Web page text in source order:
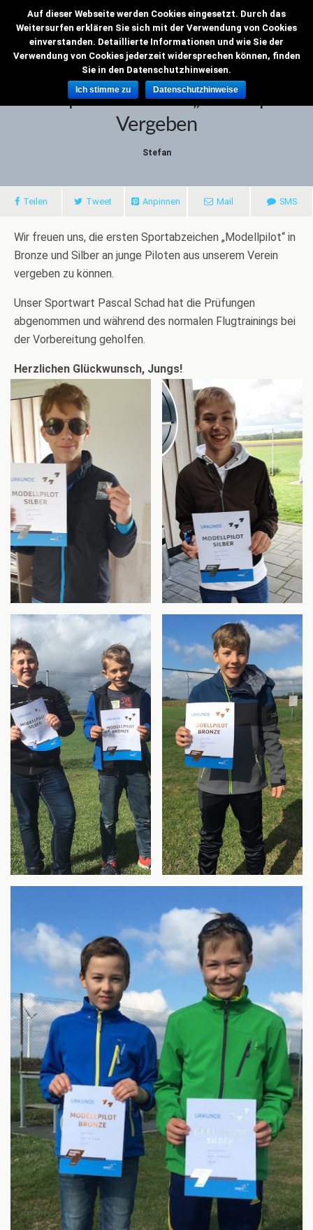
VMC Grenzflieger
6. Oktober 2019
Erste Sportabzeichen „Modellpilot“
Vergeben
Stefan
Teilen Tweet Anpinnen Mail SMS
Wir freuen uns, die ersten Sportabzeichen „Modellpilot“ in
Bronze und Silber an junge Piloten aus unserem Verein
vergeben zu können.
Unser Sportwart Pascal Schad hat die Prüfungen
abgenommen und während des normalen Flugtrainings bei
der Vorbereitung geholfen.
Herzlichen Glückwunsch, Jungs!
Auf dieser Webseite werden Cookies eingesetzt. Durch das
Weitersurfen erklären Sie sich mit der Verwendung von Cookies
einverstanden. Detaillierte Informationen und wie Sie der
Verwendung von Cookies jederzeit widersprechen können, finden
Sie in den Datenschutzhinweisen.
Ich stimme zu Datenschutzhinweise